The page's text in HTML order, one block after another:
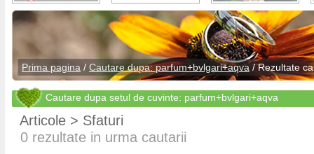
Prima pagina / Cautare dupa: parfum+bvlgari+aqva/ Rezultate
Cautare dupa setul de cuvinte: parfum+bvlgari+aqva
Articole > Sfaturi
0 rezultate in urma cautarii